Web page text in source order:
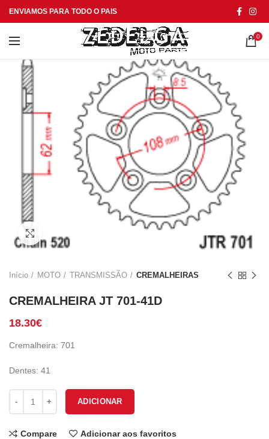
ENVIAMOS PARA TODO O PAIS
0
Início MOTO TRANSMISSÃO CREMALHEIRAS
CREMALHEIRA JT 701-41D
18.30€
Cremalheira: 701
Dentes: 41
ADICIONAR
Compare Adicionar aos favoritos